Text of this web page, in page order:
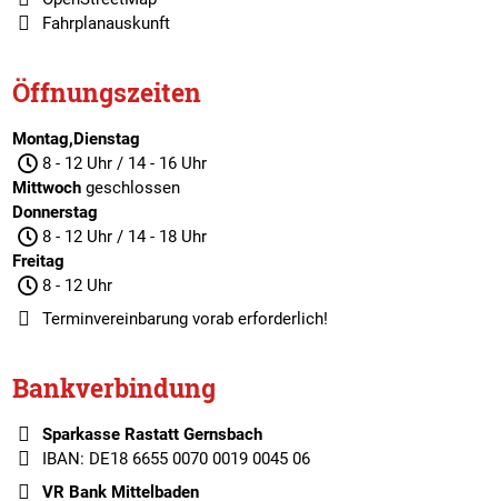
Fahrplanauskunft
Öffnungszeiten
Montag,Dienstag
8 - 12 Uhr / 14 - 16 Uhr
Mittwochgeschlossen
Donnerstag
8 - 12 Uhr / 14 - 18 Uhr
Freitag
8 - 12 Uhr
Terminvereinbarungvorab erforderlich!
Bankverbindung
Sparkasse Rastatt Gernsbach
IBAN: DE18 6655 0070 0019 0045 06
VR Bank Mittelbaden